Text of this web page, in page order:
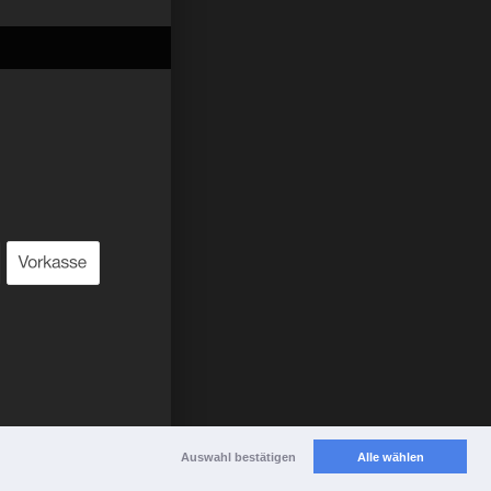
Auswahl bestätigen Alle wählen